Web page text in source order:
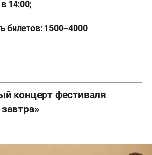
14:00;
билетов: 1500–4000
концерт фестиваля